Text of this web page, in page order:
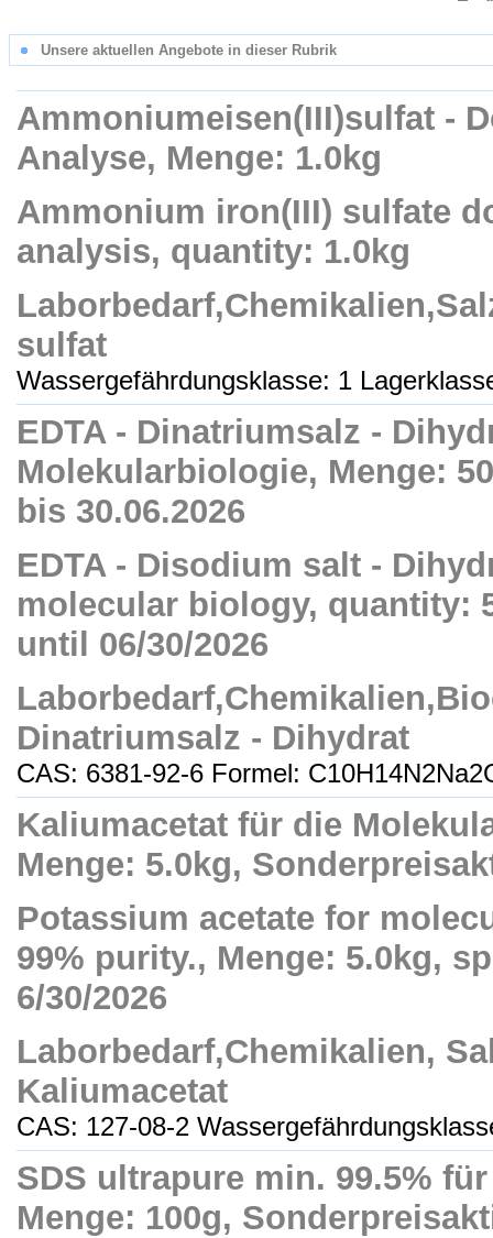
Unsere aktuellen Angebote in dieser Rubrik
Ammoniumeisen(III)sulfat -
Analyse, Menge: 1.0kg
Ammonium iron(III) sulfate
analysis, quantity: 1.0kg
sulfat
Wassergefährdungsklasse: 1
EDTA - Dinatriumsalz -
Molekularbiologie, Menge:
bis 30.06.2026
EDTA - Disodium salt -
molecular biology, quantity:
until 06/30/2026
Dinatriumsalz - Dihydrat
CAS: 6381-92-6 Formel:
Kaliumacetat für die
Menge: 5.0kg,
Potassium acetate for
99% purity., Menge: 5.0kg,
6/30/2026
Laborbedarf,Chemikalien,
Kaliumacetat
CAS: 127-08-2
SDS ultrapure min. 99.5%
Menge: 100g,